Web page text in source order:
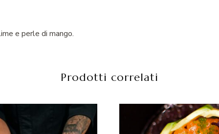
e perle di mango.
Prodotti correlati